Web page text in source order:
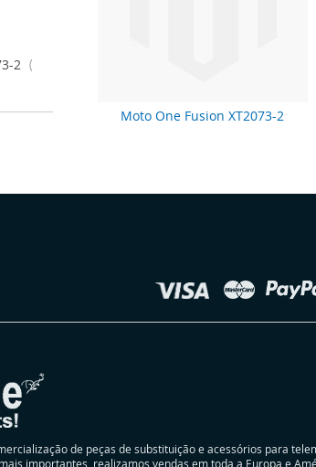
Moto One Fusion XT2073-2
2
de peças de substituição e acessórios para
importantes, realizamos vendas em toda a Europa e